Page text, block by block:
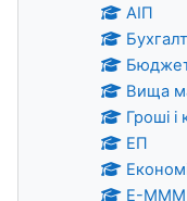
АІП
Вища
Гроші і
ЕП
Е-МММ